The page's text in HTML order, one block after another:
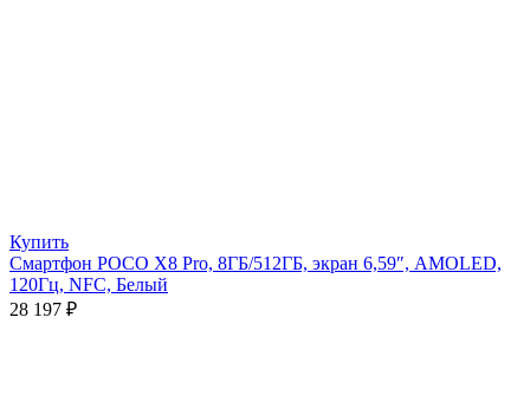
Купить
Смартфон POCO X8 Pro, 8ГБ/512ГБ, экран 6,59″, AMOLED,
120Гц, NFC, Белый
28 197 ₽